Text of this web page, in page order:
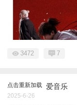
3472 7
点击重新加载 爱音乐
2025-6-26